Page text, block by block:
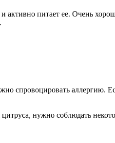
питает ее. Очень
спровоцировать аллергию.
нужно соблюдать